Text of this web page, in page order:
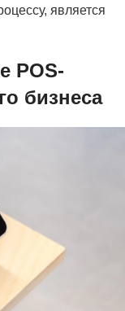
является
POS-
бизнеса